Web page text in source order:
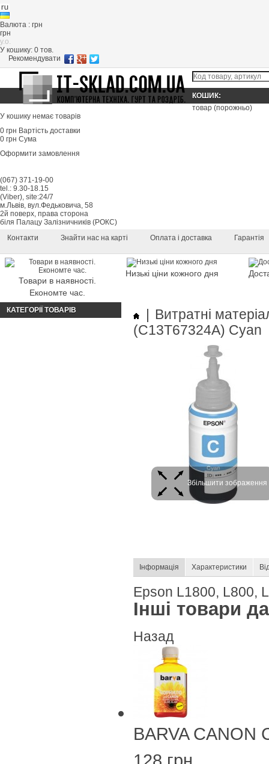
Валюта : грн
грн
y.o.
У кошику: 0 тов.
Рекомендувати
КОШИК:
товар (порожньо)
У кошику немає товарів
0 грн Вартість доставки
0 грн Сума
Оформити замовлення
(067) 371-19-00
tel.: 9.30-18.15
(Viber), site:24/7
м.Львів, вул.Федьковича, 58
2й поверх, права сторона
біля Палацу Залізничників (РОКС)
Контакти
Знайти нас на карті Оплата і доставка Гарантія
Товари в наявності.
Економте час.
Низькі ціни кожного дня
КАТЕГОРІЇ ТОВАРІВ
Витратні
(C13T67324A) Cyan
Збільшити зображення
Інформація Характеристики
Epson L1800, L800,
Інші товари
Назад
BARVA CANON